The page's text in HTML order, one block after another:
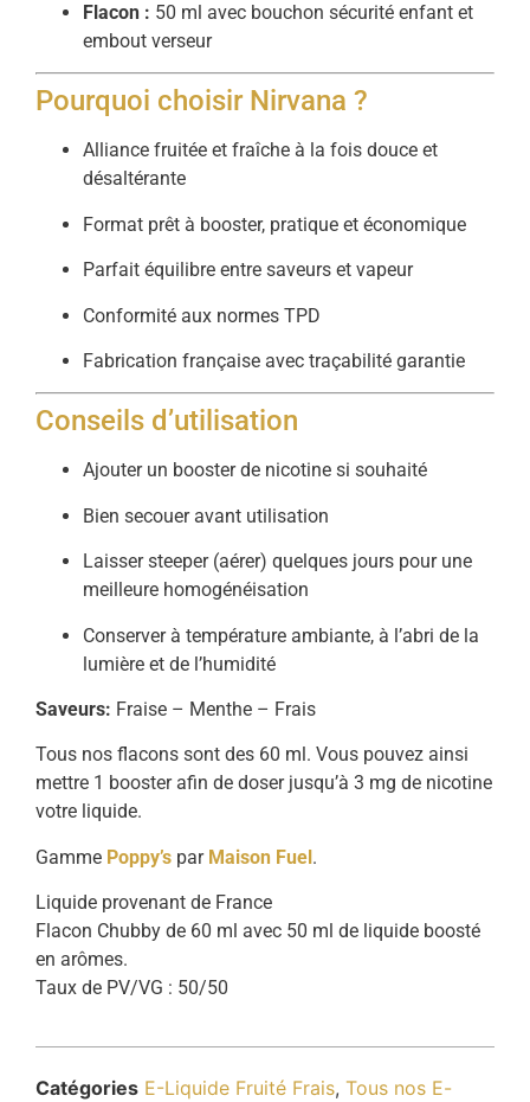
Flacon : 50 ml avec bouchon sécurité enfant et
embout verseur
Pourquoi choisir Nirvana ?
Alliance fruitée et fraîche à la fois douce et
désaltérante
Format prêt à booster, pratique et économique
Parfait équilibre entre saveurs et vapeur
Conformité aux normes TPD
Fabrication française avec traçabilité garantie
Conseils d’utilisation
Ajouter un booster de nicotine si souhaité
Bien secouer avant utilisation
Laisser steeper (aérer) quelques jours pour une
meilleure homogénéisation
Conserver à température ambiante, à l’abri de la
lumière et de l’humidité
Saveurs: Fraise – Menthe – Frais
Tous nos flacons sont des 60 ml. Vous pouvez ainsi
mettre 1 booster afin de doser jusqu’à 3 mg de nicotine
votre liquide.
Gamme Poppy’s par Maison Fuel.
Liquide provenant de France
Flacon Chubby de 60 ml avec 50 ml de liquide boosté
en arômes.
Taux de PV/VG : 50/50
Catégories E-Liquide Fruité Frais, Tous nos E-